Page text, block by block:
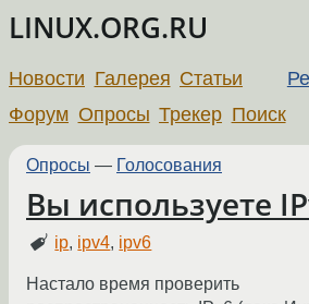
LINUX.ORG.RU
Новости Галерея Статьи
Форум Опросы Трекер Поиск
Опросы — Голосования
Вы используете
ip, ipv4, ipv6
Настало время проверить